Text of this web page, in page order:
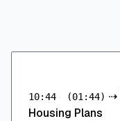
10:44 (01:44) ⇢
Housing Plans